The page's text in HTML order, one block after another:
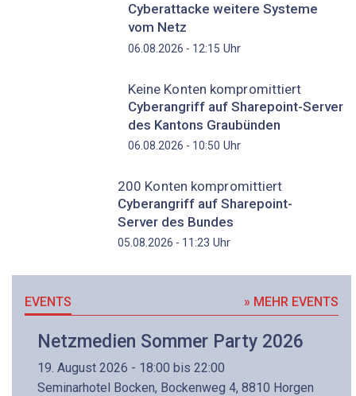
Cyberattacke weitere Systeme
vom Netz
06.08.2026 - 12:15 Uhr
Keine Konten kompromittiert
Cyberangriff auf Sharepoint-Server
des Kantons Graubünden
06.08.2026 - 10:50 Uhr
200 Konten kompromittiert
Cyberangriff auf Sharepoint-
Server des Bundes
05.08.2026 - 11:23 Uhr
EVENTS » MEHR EVENTS
Netzmedien Sommer Party 2026
19. August 2026 - 18:00 bis 22:00
Seminarhotel Bocken, Bockenweg 4, 8810 Horgen